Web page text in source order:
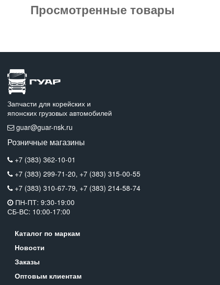
Просмотренные товары
Запчасти для корейских и
японских грузовых автомобилей
guar@guar-nsk.ru
Розничные магазины
+7 (383) 362-10-01
+7 (383) 299-71-20, +7 (383) 315-00-55
+7 (383) 310-67-79, +7 (383) 214-58-74
ПН-ПТ: 9:30-19:00
СБ-ВС: 10:00-17:00
Каталог по маркам
Новости
Заказы
Оптовым клиентам